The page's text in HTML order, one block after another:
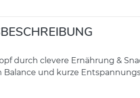
durch clevere Ernährung &
Balance und kurze